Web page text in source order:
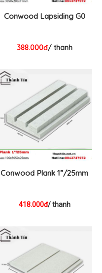
Conwood Lapsiding G0
388.000đ/ thanh
Conwood Plank 1”/25mm
418.000đ/ thanh